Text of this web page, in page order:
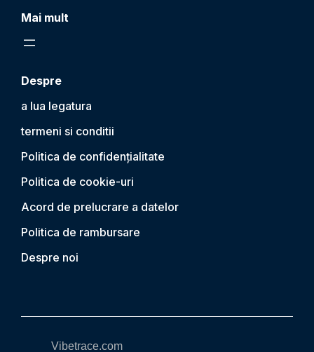
Mai mult
Despre
a lua legatura
termeni si conditii
Politica de confidențialitate
Politica de cookie-uri
Acord de prelucrare a datelor
Politica de rambursare
Despre noi
Vibetrace.com